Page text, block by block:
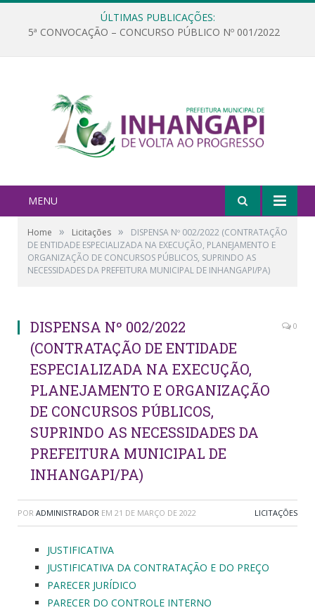
ÚLTIMAS PUBLICAÇÕES:
5ª CONVOCAÇÃO – CONCURSO PÚBLICO Nº 001/2022
MENU
Home » Licitações »
DISPENSA Nº 002/2022 (CONTRATAÇÃO
DE ENTIDADE ESPECIALIZADA NA EXECUÇÃO, PLANEJAMENTO E
ORGANIZAÇÃO DE CONCURSOS PÚBLICOS, SUPRINDO AS
NECESSIDADES DA PREFEITURA MUNICIPAL DE INHANGAPI/PA)
DISPENSA Nº 002/2022
(CONTRATAÇÃO DE ENTIDADE
ESPECIALIZADA NA EXECUÇÃO,
PLANEJAMENTO E ORGANIZAÇÃO
DE CONCURSOS PÚBLICOS,
SUPRINDO AS NECESSIDADES DA
PREFEITURA MUNICIPAL DE
INHANGAPI/PA)
0
POR ADMINISTRADOR EM 21 DE MARÇO DE 2022 LICITAÇÕES
JUSTIFICATIVA
JUSTIFICATIVA DA CONTRATAÇÃO E DO PREÇO
PARECER JURÍDICO
PARECER DO CONTROLE INTERNO